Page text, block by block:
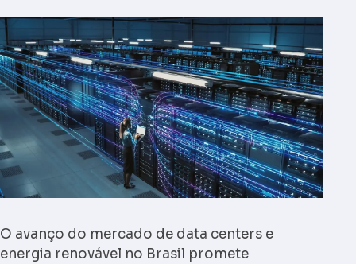
O avanço do mercado de data centers e
energia renovável no Brasil promete